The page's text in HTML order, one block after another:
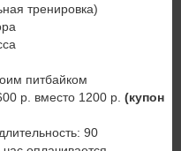
тренировка)
питбайком
р. вместо 1200 р. (купон
90